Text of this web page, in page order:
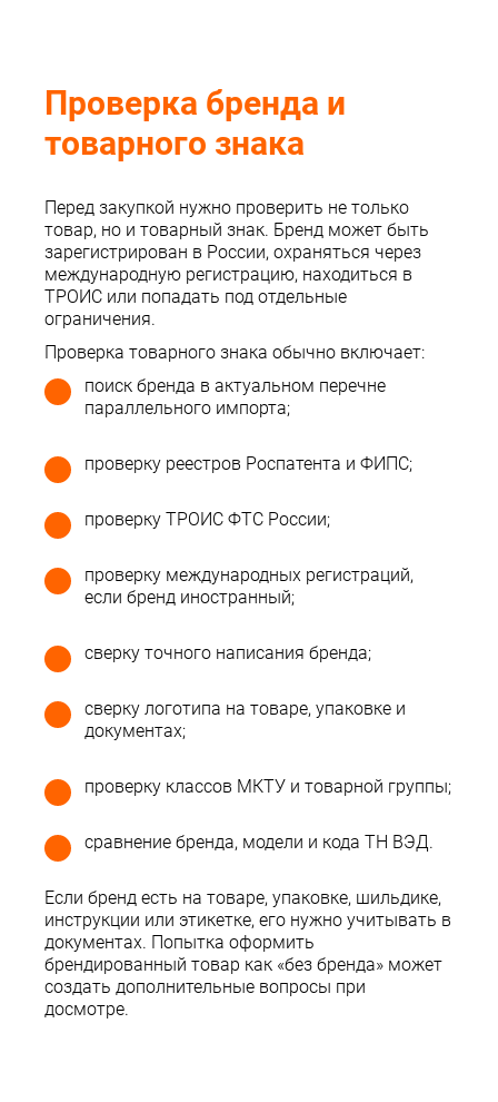
Проверка бренда и
товарного знака
Перед закупкой нужно проверить не только
товар, но и товарный знак. Бренд может быть
зарегистрирован в России, охраняться через
международную регистрацию, находиться в
ТРОИС или попадать под отдельные
ограничения.
Проверка товарного знака обычно включает:
поиск бренда в актуальном перечне
параллельного импорта;
проверку реестров Роспатента и ФИПС;
проверку ТРОИС ФТС России;
проверку международных регистраций,
если бренд иностранный;
сверку точного написания бренда;
сверку логотипа на товаре, упаковке и
документах;
проверку классов МКТУ и товарной группы;
сравнение бренда, модели и кода ТН ВЭД.
Если бренд есть на товаре, упаковке, шильдике,
инструкции или этикетке, его нужно учитывать в
документах. Попытка оформить
брендированный товар как «без бренда» может
создать дополнительные вопросы при
досмотре.